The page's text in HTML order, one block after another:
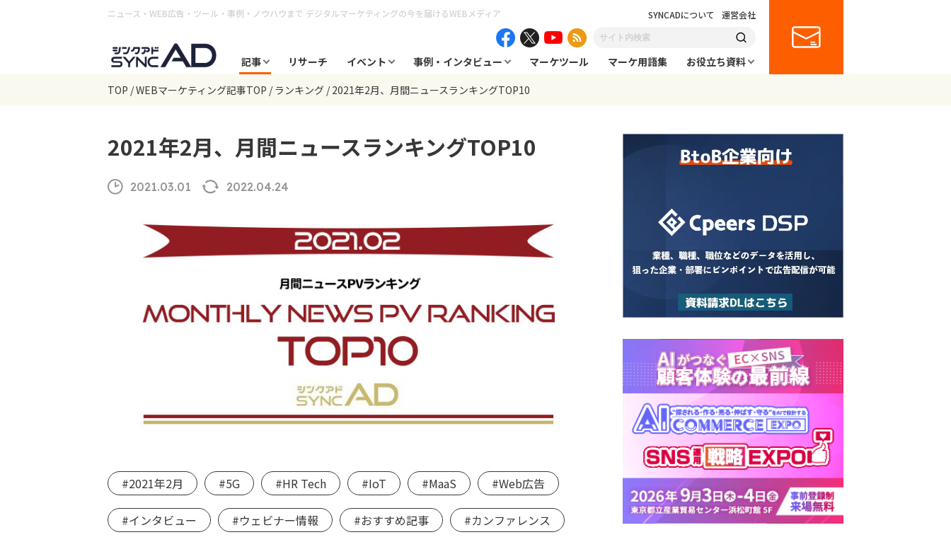
ニュース・WEB広告・ツール・事例・ノウハウまで デジタルマーケティングの今を届けるWEBメディア SYNCADについて 運営会社
記事 リサーチ イベント 事例・インタビュー マーケツール マーケ用語集
お役立ち資料
TOP WEBマーケティング記事TOP ランキング 2021年2月、月間ニュースランキングTOP10
2021年2月、月間ニュースランキングTOP10
2021.03.01 2022.04.24
#2021年2月 #5G #HR Tech #IoT #MaaS #Web広告
#インタビュー #ウェビナー情報 #おすすめ記事 #カンファレンス